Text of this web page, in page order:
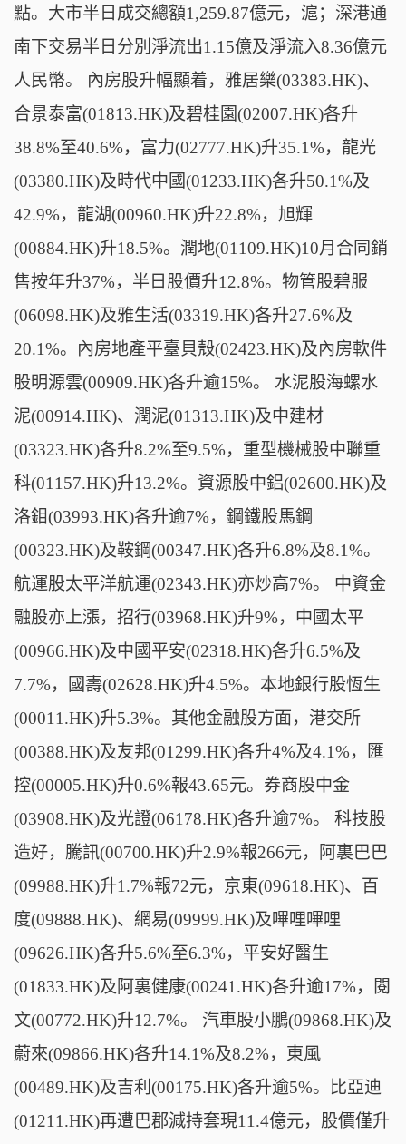
點。大市半日成交總額1,259.87億元，滬；深港通
南下交易半日分別淨流出1.15億及淨流入8.36億元
人民幣。 內房股升幅顯着，雅居樂(03383.HK)、
合景泰富(01813.HK)及碧桂園(02007.HK)各升
38.8%至40.6%，富力(02777.HK)升35.1%，龍光
(03380.HK)及時代中國(01233.HK)各升50.1%及
42.9%，龍湖(00960.HK)升22.8%，旭輝
(00884.HK)升18.5%。潤地(01109.HK)10月合同銷
售按年升37%，半日股價升12.8%。物管股碧服
(06098.HK)及雅生活(03319.HK)各升27.6%及
20.1%。內房地產平臺貝殼(02423.HK)及內房軟件
股明源雲(00909.HK)各升逾15%。 水泥股海螺水
泥(00914.HK)、潤泥(01313.HK)及中建材
(03323.HK)各升8.2%至9.5%，重型機械股中聯重
科(01157.HK)升13.2%。資源股中鋁(02600.HK)及
洛鉬(03993.HK)各升逾7%，鋼鐵股馬鋼
(00323.HK)及鞍鋼(00347.HK)各升6.8%及8.1%。
航運股太平洋航運(02343.HK)亦炒高7%。 中資金
融股亦上漲，招行(03968.HK)升9%，中國太平
(00966.HK)及中國平安(02318.HK)各升6.5%及
7.7%，國壽(02628.HK)升4.5%。本地銀行股恆生
(00011.HK)升5.3%。其他金融股方面，港交所
(00388.HK)及友邦(01299.HK)各升4%及4.1%，匯
控(00005.HK)升0.6%報43.65元。券商股中金
(03908.HK)及光證(06178.HK)各升逾7%。 科技股
造好，騰訊(00700.HK)升2.9%報266元，阿裏巴巴
(09988.HK)升1.7%報72元，京東(09618.HK)、百
度(09888.HK)、網易(09999.HK)及嗶哩嗶哩
(09626.HK)各升5.6%至6.3%，平安好醫生
(01833.HK)及阿裏健康(00241.HK)各升逾17%，閱
文(00772.HK)升12.7%。 汽車股小鵬(09868.HK)及
蔚來(09866.HK)各升14.1%及8.2%，東風
(00489.HK)及吉利(00175.HK)各升逾5%。比亞迪
(01211.HK)再遭巴郡減持套現11.4億元，股價僅升